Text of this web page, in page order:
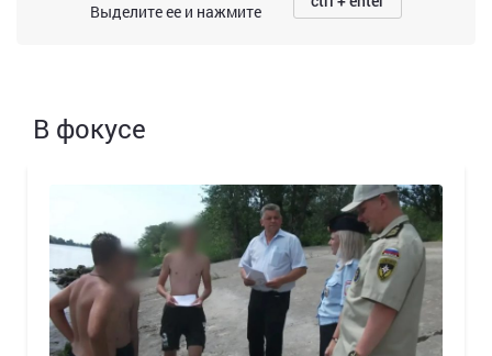
Выделите ее и нажмите
В фокусе